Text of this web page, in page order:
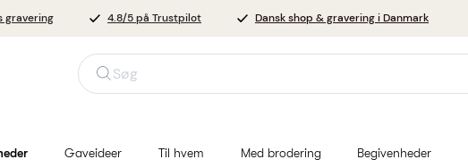
gravering 4.8/5 på Trustpilot Dansk shop & gravering i Danmark
Søg
Gaveideer Til hvem Med brodering Begivenheder